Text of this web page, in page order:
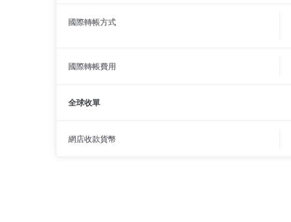
國際轉帳方式
國際轉帳費用
全球收單
網店收款貨幣